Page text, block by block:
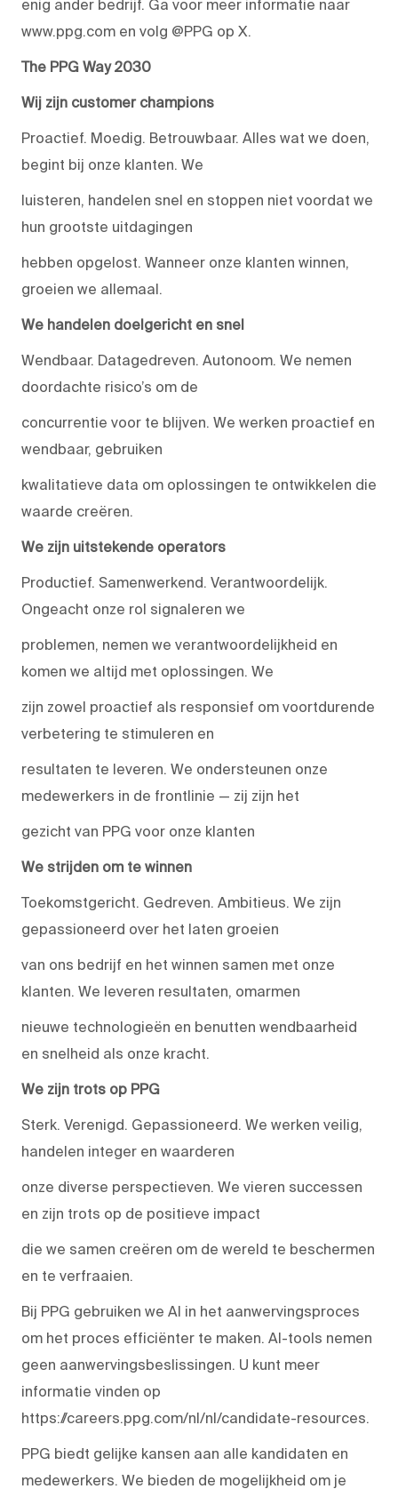
enig ander bedrijf. Ga voor meer informatie naar
www.ppg.com en volg @PPG op X.
The PPG Way 2030
Wij zijn customer champions
Proactief. Moedig. Betrouwbaar. Alles wat we doen,
begint bij onze klanten. We
luisteren, handelen snel en stoppen niet voordat we
hun grootste uitdagingen
hebben opgelost. Wanneer onze klanten winnen,
groeien we allemaal.
We handelen doelgericht en snel
Wendbaar. Datagedreven. Autonoom. We nemen
doordachte risico’s om de
concurrentie voor te blijven. We werken proactief en
wendbaar, gebruiken
kwalitatieve data om oplossingen te ontwikkelen die
waarde creëren.
We zijn uitstekende operators
Productief. Samenwerkend. Verantwoordelijk.
Ongeacht onze rol signaleren we
problemen, nemen we verantwoordelijkheid en
komen we altijd met oplossingen. We
zijn zowel proactief als responsief om voortdurende
verbetering te stimuleren en
resultaten te leveren. We ondersteunen onze
medewerkers in de frontlinie — zij zijn het
gezicht van PPG voor onze klanten
We strijden om te winnen
Toekomstgericht. Gedreven. Ambitieus. We zijn
gepassioneerd over het laten groeien
van ons bedrijf en het winnen samen met onze
klanten. We leveren resultaten, omarmen
nieuwe technologieën en benutten wendbaarheid
en snelheid als onze kracht.
We zijn trots op PPG
Sterk. Verenigd. Gepassioneerd. We werken veilig,
handelen integer en waarderen
onze diverse perspectieven. We vieren successen
en zijn trots op de positieve impact
die we samen creëren om de wereld te beschermen
en te verfraaien.
Bij PPG gebruiken we AI in het aanwervingsproces
om het proces efficiënter te maken. AI-tools nemen
geen aanwervingsbeslissingen. U kunt meer
informatie vinden op
https://careers.ppg.com/nl/nl/candidate-resources.
PPG biedt gelijke kansen aan alle kandidaten en
medewerkers. We bieden de mogelijkheid om je